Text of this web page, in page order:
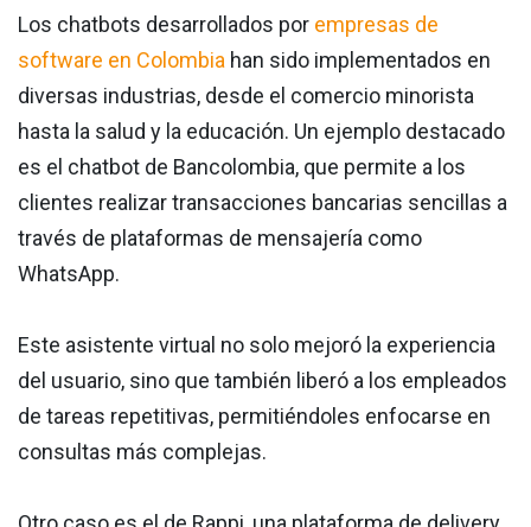
Los chatbots desarrollados por empresas de
software en Colombia han sido implementados en
diversas industrias, desde el comercio minorista
hasta la salud y la educación. Un ejemplo destacado
es el chatbot de Bancolombia, que permite a los
clientes realizar transacciones bancarias sencillas a
través de plataformas de mensajería como
WhatsApp.
Este asistente virtual no solo mejoró la experiencia
del usuario, sino que también liberó a los empleados
de tareas repetitivas, permitiéndoles enfocarse en
consultas más complejas.